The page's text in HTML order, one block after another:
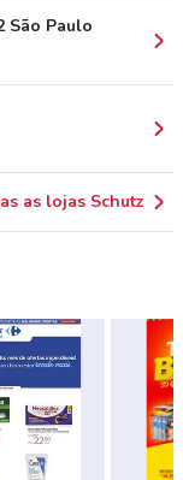
São Paulo
as lojas Schutz